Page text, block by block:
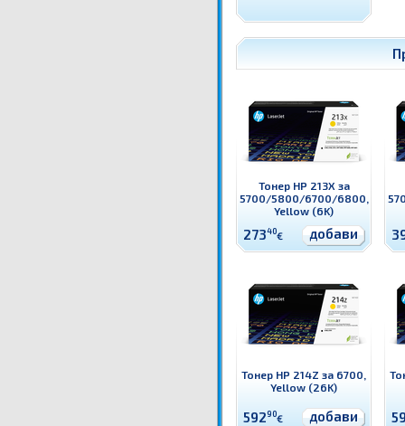
Тонер HP 213X за
5700/5800/6700/6800,
Yellow (6K)
27340€ добави
Тонер HP 214Z за 6700,
Yellow (26K)
59290€ добави